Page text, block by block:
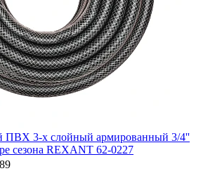
ПВХ 3-х слойный армированный 3/4''
сезона REXANT 62-0227